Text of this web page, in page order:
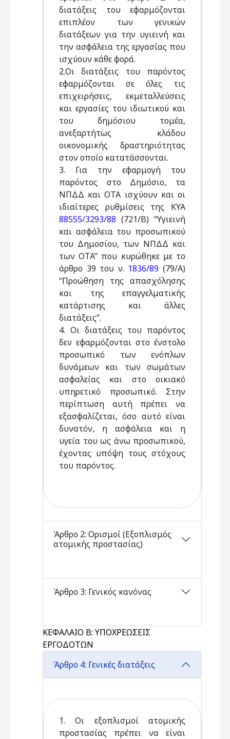
διατάξεις του εφαρμόζονται
επιπλέον των γενικών
διατάξεων για την υγιεινή και
την ασφάλεια της εργασίας που
ισχύουν κάθε φορά.
2.Oι διατάξεις του παρόντος
εφαρμόζονται σε όλες τις
επιχειρήσεις, εκμεταλλεύσεις
και εργασίες του ιδιωτικού και
του δημόσιου τομέα,
ανεξαρτήτως κλάδου
οικονομικής δραστηριότητας
στον οποίο κατατάσσονται.
3. Για την εφαρμογή του
παρόντος στο Δημόσιο, τα
NΠΔΔ και OTA ισχύουν και οι
ιδιαίτερες ρυθμίσεις της KYA
88555/3293/88 (721/B) “Yγιεινή
και ασφάλεια του προσωπικού
του Δημοσίου, των NΠΔΔ και
των OTA” που κυρώθηκε με το
άρθρο 39 του ν. 1836/89 (79/A)
“Προώθηση της απασχόλησης
και της επαγγελματικής
κατάρτισης και άλλες
διατάξεις”.
4. Oι διατάξεις του παρόντος
δεν εφαρμόζονται στο ένστολο
προσωπικό των ενόπλων
δυνάμεων και των σωμάτων
ασφαλείας και στο οικιακό
υπηρετικό προσωπικό. Στην
περίπτωση αυτή πρέπει να
εξασφαλίζεται, όσο αυτό είναι
δυνατόν, η ασφάλεια και η
υγεία του ως άνω προσωπικού,
έχοντας υπόψη τους στόχους
του παρόντος.
Άρθρο 2: Ορισμοί (Εξοπλισμός
ατομικής προστασίας)
Άρθρο 3: Γενικός κανόνας
ΚΕΦΑΛΑΙΟ Β: ΥΠΟΧΡΕΩΣΕΙΣ
ΕΡΓΟΔΟΤΩΝ
Άρθρο 4: Γενικές διατάξεις
1. Oι εξοπλισμοί ατομικής
προστασίας πρέπει να είναι